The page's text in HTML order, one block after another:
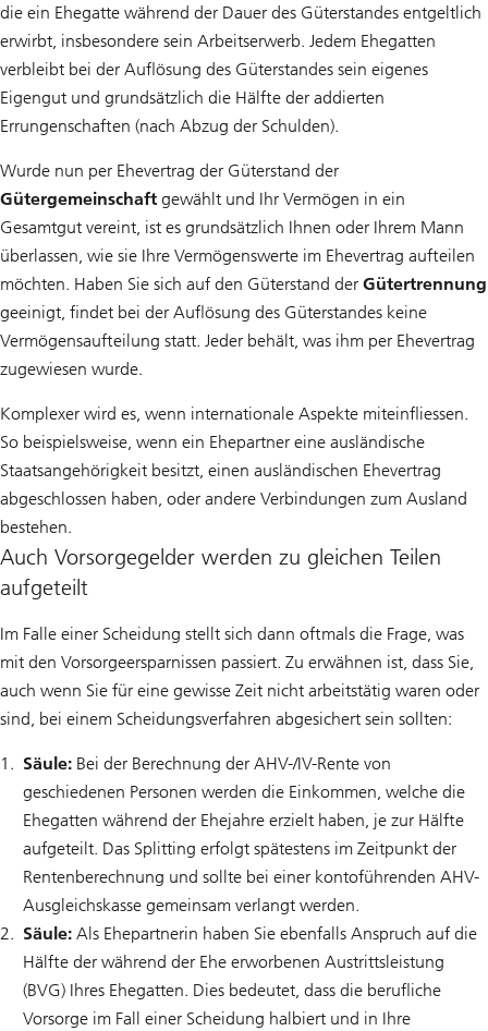
die ein Ehegatte während der Dauer des Güterstandes entgeltlich
erwirbt, insbesondere sein Arbeitserwerb. Jedem Ehegatten
verbleibt bei der Auflösung des Güterstandes sein eigenes
Eigengut und grundsätzlich die Hälfte der addierten
Errungenschaften (nach Abzug der Schulden).
Wurde nun per Ehevertrag der Güterstand der
Gütergemeinschaft gewählt und Ihr Vermögen in ein
Gesamtgut vereint, ist es grundsätzlich Ihnen oder Ihrem Mann
überlassen, wie sie Ihre Vermögenswerte im Ehevertrag aufteilen
möchten. Haben Sie sich auf den Güterstand der Gütertrennung
geeinigt, findet bei der Auflösung des Güterstandes keine
Vermögensaufteilung statt. Jeder behält, was ihm per Ehevertrag
zugewiesen wurde.
Komplexer wird es, wenn internationale Aspekte miteinfliessen.
So beispielsweise, wenn ein Ehepartner eine ausländische
Staatsangehörigkeit besitzt, einen ausländischen Ehevertrag
abgeschlossen haben, oder andere Verbindungen zum Ausland
bestehen.
Auch Vorsorgegelder werden zu gleichen Teilen
aufgeteilt
Im Falle einer Scheidung stellt sich dann oftmals die Frage, was
mit den Vorsorgeersparnissen passiert. Zu erwähnen ist, dass Sie,
auch wenn Sie für eine gewisse Zeit nicht arbeitstätig waren oder
sind, bei einem Scheidungsverfahren abgesichert sein sollten:
Säule: Bei der Berechnung der AHV-/IV-Rente von
geschiedenen Personen werden die Einkommen, welche die
Ehegatten während der Ehejahre erzielt haben, je zur Hälfte
aufgeteilt. Das Splitting erfolgt spätestens im Zeitpunkt der
Rentenberechnung und sollte bei einer kontoführenden AHV-
Ausgleichskasse gemeinsam verlangt werden.
Säule: Als Ehepartnerin haben Sie ebenfalls Anspruch auf die
Hälfte der während der Ehe erworbenen Austrittsleistung
(BVG) Ihres Ehegatten. Dies bedeutet, dass die berufliche
Vorsorge im Fall einer Scheidung halbiert und in Ihre